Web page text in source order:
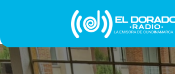
INICIO PROGRAMACIÓN